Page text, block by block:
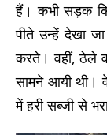
हैं। कभी सड़क
पीते उन्हें देखा
करते। वहीं, ठेले
सामने आयी थी।
में हरी सब्जी से